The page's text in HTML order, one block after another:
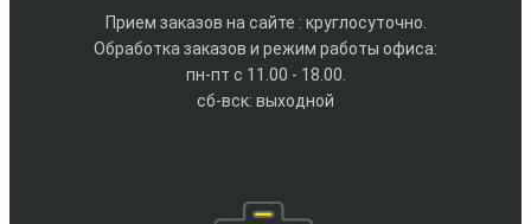
Прием заказов на сайте : круглосуточно.
Обработка заказов и режим работы офиса:
пн-пт с 11.00 - 18.00.
сб-вск: выходной